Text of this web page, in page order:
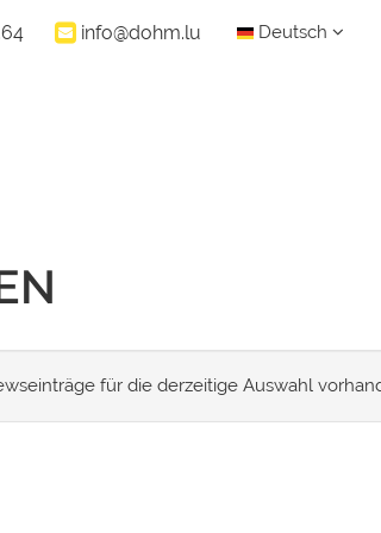
info@dohm.lu Deutsch
für die derzeitige Auswahl